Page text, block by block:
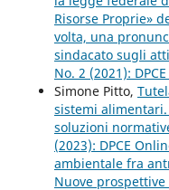
Risorse Proprie»
volta, una
sindacato sugli
No. 2 (2021):
Simone Pitto,
sistemi
soluzioni
(2023): DPCE
ambientale fra
Nuove